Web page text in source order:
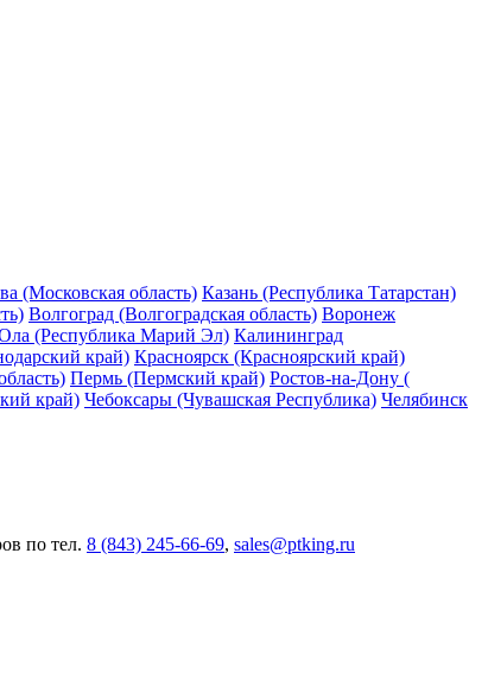
(Московская область) Казань (Республика Татарстан)
Волгоград (Волгоградская область) Воронеж
(Республика Марий Эл) Калининград
край) Красноярск (Красноярский край)
Пермь (Пермский край) Ростов-на-Дону (
край) Чебоксары (Чувашская Республика) Челябинск
по тел. 8 (843) 245-66-69, sales@ptking.ru